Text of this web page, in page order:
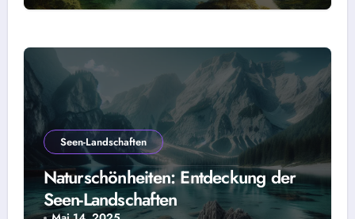
Seen-Landschaften
Naturschönheiten: Entdeckung der
Seen-Landschaften